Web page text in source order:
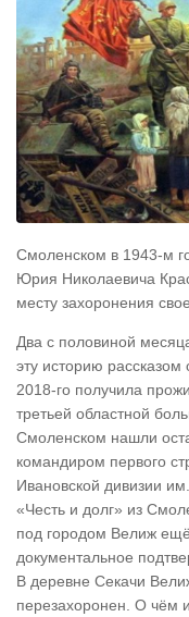
Смоленском в 1943-м
Юрия Николаевича
месту захоронения
Два с половиной
эту историю рассказом
2018-го получила
третьей областной
Смоленском нашли
командиром первого
Ивановской дивизии
«Честь и долг» из
под городом Велиж
документальное
В деревне Секачи
перезахоронен. О чём